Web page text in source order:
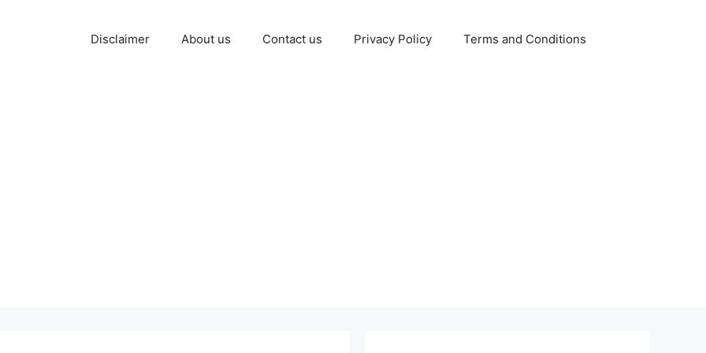
Disclaimer About us Contact us Privacy Policy Terms and Conditions